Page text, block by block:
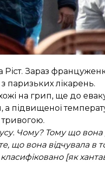
Зараз
паризьких лікарень.
на грип, ще до
а підвищеної
тривогою.
Чому? Тому що вона
що вона відчувала в
[як